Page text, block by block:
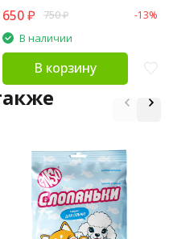
650 ₽ 750₽ -13%
В наличии
В корзину